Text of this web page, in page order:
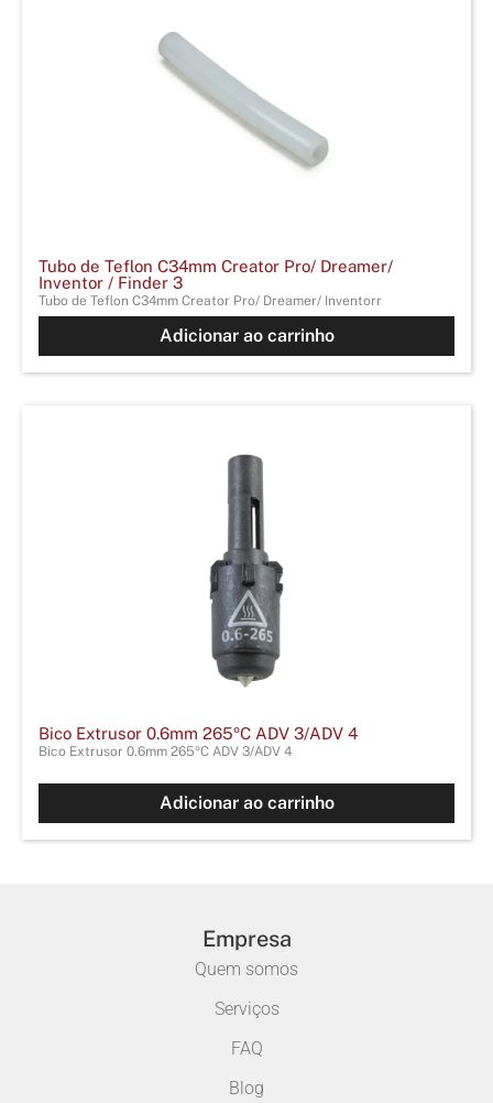
Tubo de Teflon C34mm Creator Pro/ Dreamer/
Inventor / Finder 3
Tubo de Teflon C34mm Creator Pro/ Dreamer/ Inventorr
Adicionar ao carrinho
Bico Extrusor 0.6mm 265ºC ADV 3/ADV 4
Bico Extrusor 0.6mm 265ºC ADV 3/ADV 4
Adicionar ao carrinho
Empresa
Quem somos
Serviços
FAQ
Blog